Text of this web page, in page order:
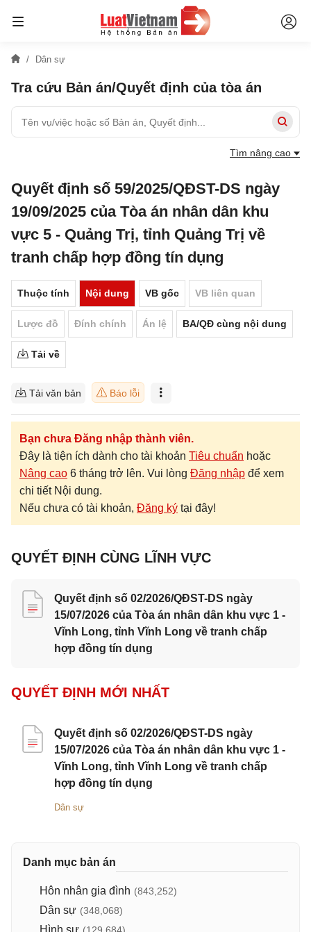
Dân sự
Tra cứu Bản án/Quyết định của tòa án
Tìm nâng cao
Quyết định số 59/2025/QĐST-DS ngày
19/09/2025 của Tòa án nhân dân khu
vực 5 - Quảng Trị, tỉnh Quảng Trị về
tranh chấp hợp đồng tín dụng
Thuộc tính Nội dung VB gốc VB liên quan
Lược đồ Đính chính Án lệ BA/QĐ cùng nội dung
Tải về
Tải văn bản Báo lỗi
Bạn chưa Đăng nhập thành viên.
Đây là tiện ích dành cho tài khoản Tiêu chuẩn hoặc
Nâng cao 6 tháng trở lên. Vui lòng Đăng nhập để xem
chi tiết Nội dung.
Nếu chưa có tài khoản, Đăng ký tại đây!
QUYẾT ĐỊNH CÙNG LĨNH VỰC
Quyết định số 02/2026/QĐST-DS ngày
15/07/2026 của Tòa án nhân dân khu vực 1 -
Vĩnh Long, tỉnh Vĩnh Long về tranh chấp
hợp đồng tín dụng
QUYẾT ĐỊNH MỚI NHẤT
Quyết định số 02/2026/QĐST-DS ngày
15/07/2026 của Tòa án nhân dân khu vực 1 -
Vĩnh Long, tỉnh Vĩnh Long về tranh chấp
hợp đồng tín dụng
Dân sự
Danh mục bản án
Hôn nhân gia đình (843,252)
Dân sự (348,068)
Hình sự